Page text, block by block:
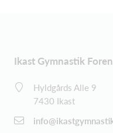
Ikast Gymnastik
Hyldgårds Alle 9
7430 Ikast